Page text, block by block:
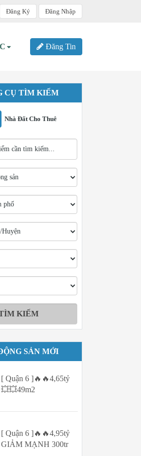
Đăng Ký Đăng Nhập
Đăng Tin
CỤ TÌM KIẾM
Nhà Đất Cho Thuê
SẢN MỚI
[ Quận 6 ]🔥🔥4,65tỷ
💥💥49m2
[ Quận 6 ]🔥🔥4,95tỷ
GIẢM MẠNH 300tr